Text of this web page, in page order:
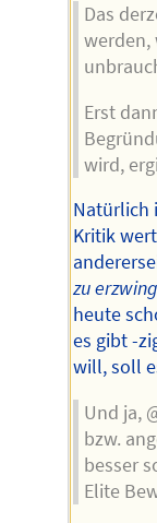
Das
werden,
Erst
wird,
Natürlich
Kritik
zu
heute
es gibt -
will, soll
Und ja,
bzw.
besser
Elite